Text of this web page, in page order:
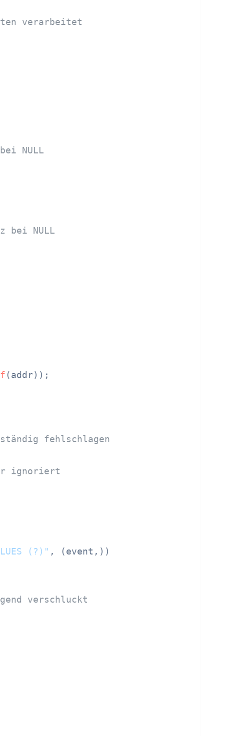
verarbeitet
NULL
bei NULL
(addr));
fehlschlagen
ignoriert
(?)" , (event,))
verschluckt